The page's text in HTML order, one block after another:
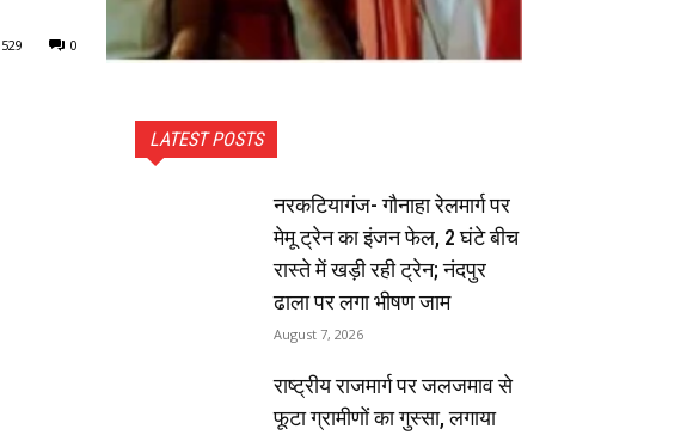
0
529
LATEST POSTS
नरकटियागंज- गौनाहा रेलमार्ग पर
मेमू ट्रेन का इंजन फेल, 2 घंटे बीच
रास्ते में खड़ी रही ट्रेन; नंदपुर
ढाला पर लगा भीषण जाम
August 7, 2026
राष्ट्रीय राजमार्ग पर जलजमाव से
फूटा ग्रामीणों का गुस्सा, लगाया